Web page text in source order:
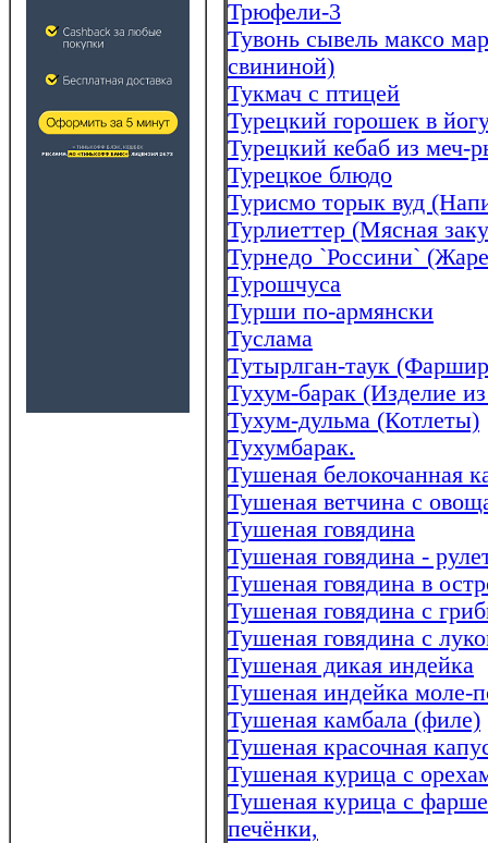
Трюфели-3
Тувонь сывель максо
свининой)
Тукмач с птицей
Турецкий горошек в
Турецкий кебаб из меч-
Турецкое блюдо
Турисмо торык вуд
Турлиеттер (Мясная
Турнедо `Россини`
Турошчуса
Турши по-армянски
Туслама
Тутырлган-таук
Тухум-барак (Изделие
Тухум-дульма (Котлеты)
Тухумбарак.
Тушеная белокочанная
Тушеная ветчина с
Тушеная говядина
Тушеная говядина -
Тушеная говядина в
Тушеная говядина с
Тушеная говядина с
Тушеная дикая индейка
Тушеная индейка моле-
Тушеная камбала (филе)
Тушеная красочная
Тушеная курица с
Тушеная курица с
печёнки,